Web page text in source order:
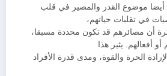
موضوع القدر والمصير في قلب
في تقلبات حياتهم،
أن مصائرهم قد تكون محددة مسبقا،
أفعالهم. يثير هذا
الحرة والقوة، ومدى قدرة الأفراد